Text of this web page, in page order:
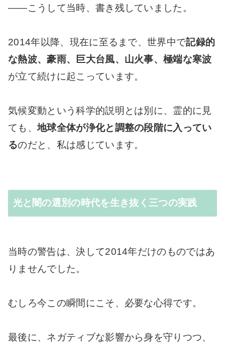
――こうして当時、書き残していました。
2014年以降、現在に至るまで、世界中で記録的
な熱波、豪雨、巨大台風、山火事、極端な寒波
が立て続けに起こっています。
気候変動という科学的説明とは別に、霊的に見
ても、地球全体が浄化と調整の段階に入ってい
るのだと、私は感じています。
光と闇の選別の時代を生き抜く三つの実践
当時の警告は、決して2014年だけのものではあ
りませんでした。
むしろ今この瞬間にこそ、必要な心得です。
最後に、ネガティブな影響から身を守りつつ、